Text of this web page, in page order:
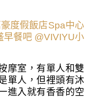
摩室，有單人和雙
單人，但裡頭有沐
進入就有香香的空